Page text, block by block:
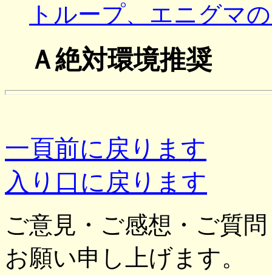
トループ、エニグマ
Ａ絶対環境推奨
一頁前に戻ります
入り口に戻ります
ご意見・ご感想・ご質
お願い申し上げます。